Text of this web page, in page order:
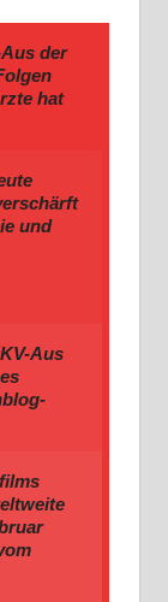
der
hat
und
Aus